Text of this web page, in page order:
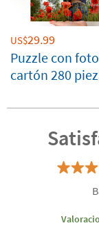
US$29.99
Puzzle con
cartón 280